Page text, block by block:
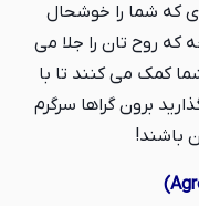
که شما را خوشحال
که روح تان را جلا می
کمک می کنند تا با
برون گراها سرگرم
باشند!